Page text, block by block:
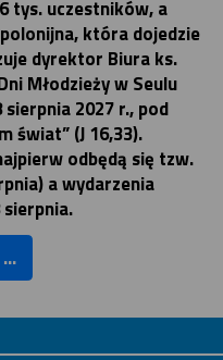
tys. uczestników, a
która dojedzie
dyrektor Biura ks.
Młodzieży w Seulu
2027 r., pod
świat” (J 16,33).
odbędą się tzw.
a wydarzenia